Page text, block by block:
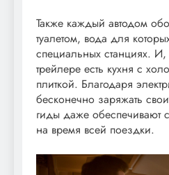
Также каждый автодом
туалетом, вода для
специальных станциях.
трейлере есть кухня с
плиткой. Благодаря
бесконечно заряжать
гиды даже обеспечивают
на время всей поездки.